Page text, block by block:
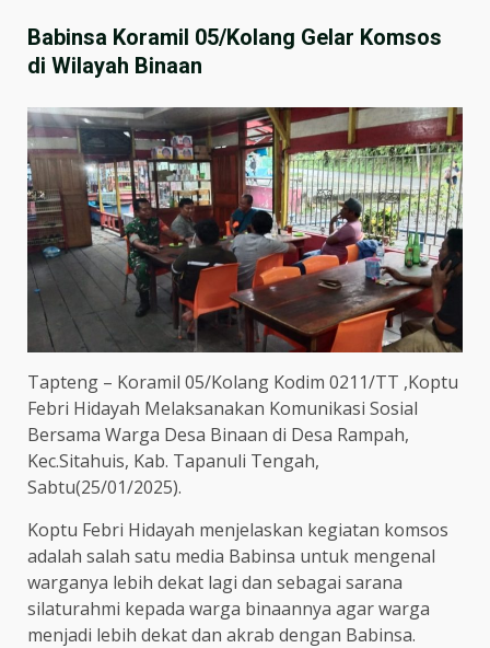
Babinsa Koramil 05/Kolang Gelar Komsos
di Wilayah Binaan
Tapteng – Koramil 05/Kolang Kodim 0211/TT ,Koptu
Febri Hidayah Melaksanakan Komunikasi Sosial
Bersama Warga Desa Binaan di Desa Rampah,
Kec.Sitahuis, Kab. Tapanuli Tengah,
Sabtu(25/01/2025).
Koptu Febri Hidayah menjelaskan kegiatan komsos
adalah salah satu media Babinsa untuk mengenal
warganya lebih dekat lagi dan sebagai sarana
silaturahmi kepada warga binaannya agar warga
menjadi lebih dekat dan akrab dengan Babinsa.